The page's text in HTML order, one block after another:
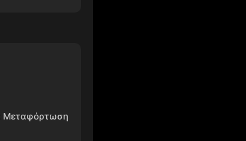
Μεταφόρτωση